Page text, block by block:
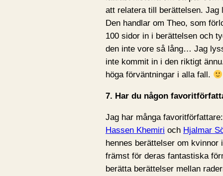
att relatera till berättelsen. Jag
Den handlar om Theo, som
100 sidor in i berättelsen och
den inte vore så lång… Jag
inte kommit in i den riktigt
höga förväntningar i alla fall.
7. Har du någon
Jag har många favoritförfattare:
Hassen Khemiri och Hjalmar
hennes berättelser om
främst för deras fantastiska
berätta berättelser mellan